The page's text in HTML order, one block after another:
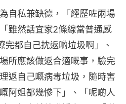
自私兼缺德，「經歷咗兩場
雖然話宜家2條線當普通感
完都自己抌返啲垃圾啊」、
所應該做返合適嘅事，驗完
返自己嘅病毒垃圾，隨時害
阿姐都幾慘下」、「呢啲人